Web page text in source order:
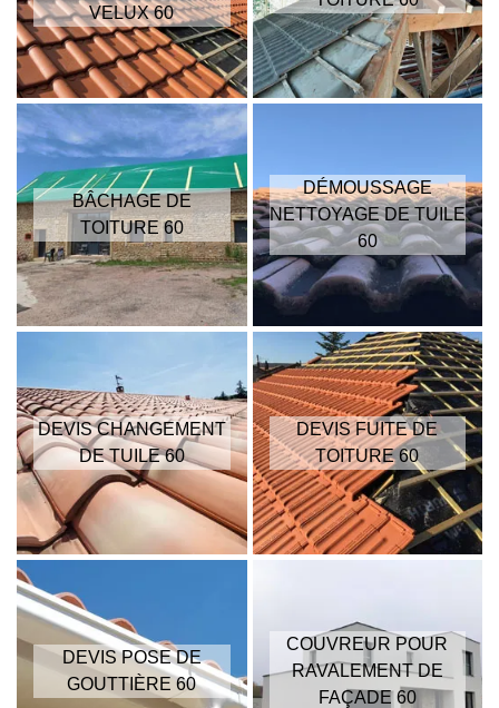
VELUX 60
BÂCHAGE DE
TOITURE 60
DÉMOUSSAGE
NETTOYAGE DE TUILE
60
DEVIS CHANGEMENT
DE TUILE 60
DEVIS FUITE DE
TOITURE 60
DEVIS POSE DE
GOUTTIÈRE 60
COUVREUR POUR
RAVALEMENT DE
FAÇADE 60